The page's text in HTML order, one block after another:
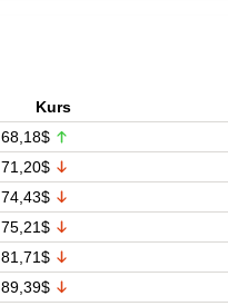
Kurs
68,18$
71,20$
74,43$
75,21$
81,71$
89,39$